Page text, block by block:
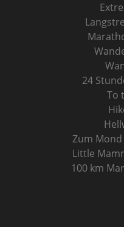
24
To
Zum
Little
100 km